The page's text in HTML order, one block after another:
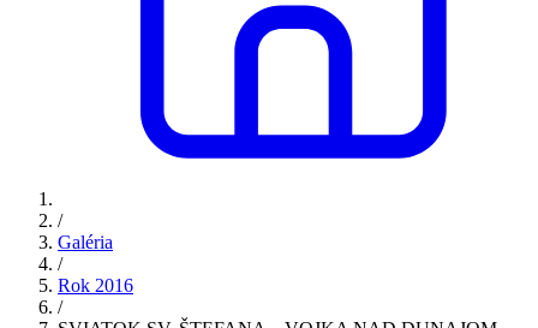
/
Galéria
/
Rok 2016
/